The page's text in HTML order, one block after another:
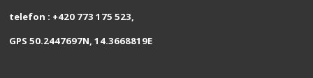
telefon : +420 773 175 523,
GPS 50.2447697N, 14.3668819E